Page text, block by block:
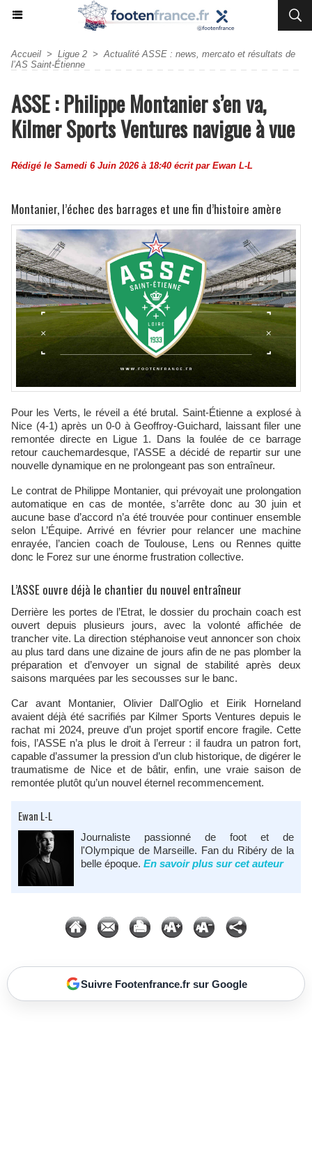
Accueil > Ligue 2 > Actualité ASSE : news, mercato et résultats de
l’AS Saint-Étienne
ASSE : Philippe Montanier s’en va,
Kilmer Sports Ventures navigue à vue
Rédigé le Samedi 6 Juin 2026 à 18:40 écrit par Ewan L-L
Montanier, l’échec des barrages et une fin d’histoire amère
Pour les Verts, le réveil a été brutal. Saint-Étienne a explosé à
Nice (4-1) après un 0-0 à Geoffroy-Guichard, laissant filer une
remontée directe en Ligue 1. Dans la foulée de ce barrage
retour cauchemardesque, l’ASSE a décidé de repartir sur une
nouvelle dynamique en ne prolongeant pas son entraîneur.
Le contrat de Philippe Montanier, qui prévoyait une prolongation
automatique en cas de montée, s’arrête donc au 30 juin et
aucune base d’accord n’a été trouvée pour continuer ensemble
selon L’Équipe. Arrivé en février pour relancer une machine
enrayée, l’ancien coach de Toulouse, Lens ou Rennes quitte
donc le Forez sur une énorme frustration collective.
L’ASSE ouvre déjà le chantier du nouvel entraîneur
Derrière les portes de l’Etrat, le dossier du prochain coach est
ouvert depuis plusieurs jours, avec la volonté affichée de
trancher vite. La direction stéphanoise veut annoncer son choix
au plus tard dans une dizaine de jours afin de ne pas plomber la
préparation et d’envoyer un signal de stabilité après deux
saisons marquées par les secousses sur le banc.
Car avant Montanier, Olivier Dall'Oglio et Eirik Horneland
avaient déjà été sacrifiés par Kilmer Sports Ventures depuis le
rachat mi 2024, preuve d’un projet sportif encore fragile. Cette
fois, l’ASSE n’a plus le droit à l’erreur : il faudra un patron fort,
capable d’assumer la pression d’un club historique, de digérer le
traumatisme de Nice et de bâtir, enfin, une vraie saison de
remontée plutôt qu’un nouvel éternel recommencement.
Ewan L-L
Journaliste passionné de foot et de
l'Olympique de Marseille. Fan du Ribéry de la
belle époque. En savoir plus sur cet auteur
Suivre Footenfrance.fr sur Google